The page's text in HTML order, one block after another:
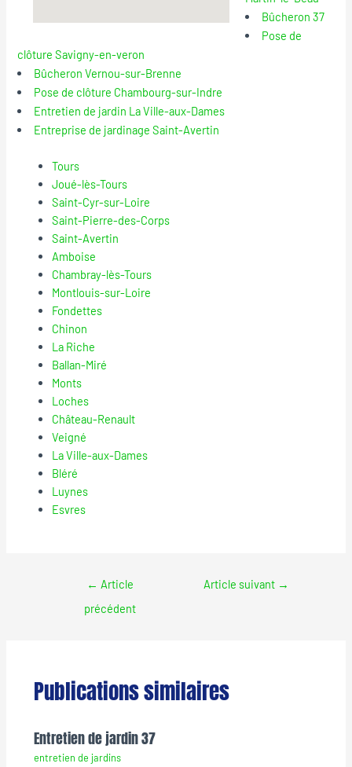
Bûcheron 37
Pose de
clôture Savigny-en-veron
Bûcheron Vernou-sur-Brenne
Pose de clôture Chambourg-sur-Indre
Entretien de jardin La Ville-aux-Dames
Entreprise de jardinage Saint-Avertin
Tours
Joué-lès-Tours
Saint-Cyr-sur-Loire
Saint-Pierre-des-Corps
Saint-Avertin
Amboise
Chambray-lès-Tours
Montlouis-sur-Loire
Fondettes
Chinon
La Riche
Ballan-Miré
Monts
Loches
Château-Renault
Veigné
La Ville-aux-Dames
Bléré
Luynes
Esvres
← Article
précédent
Article suivant →
Publications similaires
Entretien de jardin 37
entretien de jardins